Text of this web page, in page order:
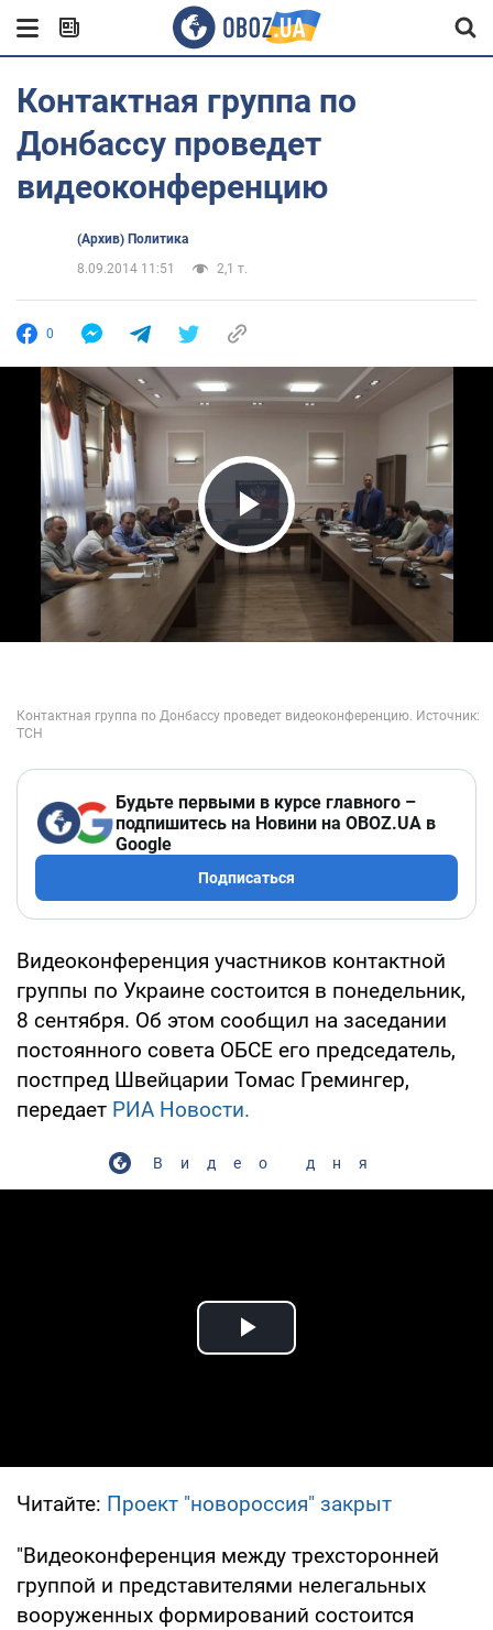
Контактная группа по
Донбассу проведет
видеоконференцию
(Архив) Политика
8.09.2014 11:51
2,1 т.
0
Play Video
Будьте первыми в курсе главного –
подпишитесь на Новини на OBOZ.UA в
Google
Подписаться
Видеоконференция участников контактной
группы по Украине состоится в понедельник,
8 сентября. Об этом сообщил на заседании
постоянного совета ОБСЕ его председатель,
постпред Швейцарии Томас Гремингер,
передает РИА Новости.
Видео дня
Play Video
Читайте: Проект "новороссия" закрыт
"Видеоконференция между трехсторонней
группой и представителями нелегальных
вооруженных формирований состоится